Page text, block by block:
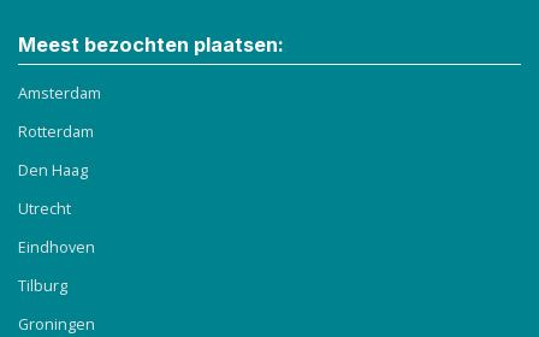
Meest bezochten plaatsen:
Amsterdam
Rotterdam
Den Haag
Utrecht
Eindhoven
Tilburg
Groningen